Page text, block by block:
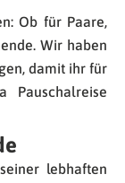
Ob für Paare,
Wir haben
damit ihr für
Pauschalreise
lebhaften